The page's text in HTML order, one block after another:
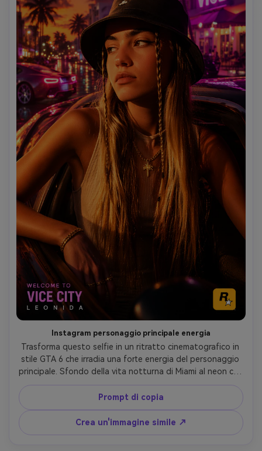
Instagram personaggio principale energia
Trasforma questo selfie in un ritratto cinematografico in
stile GTA 6 che irradia una forte energia del personaggio
principale. Sfondo della vita notturna di Miami al neon con
ombre drammatiche, stile di moda di lusso sul soggetto,
riflessi della città luminosa, profondità di campo
cinematografica e composizione promozionale ispirata
alla Rockstar. Applica il colore arancione e magenta
vibrante per creare un impatto visivo degno di Instagram.
Prompt di copia
Crea un'immagine simile ↗